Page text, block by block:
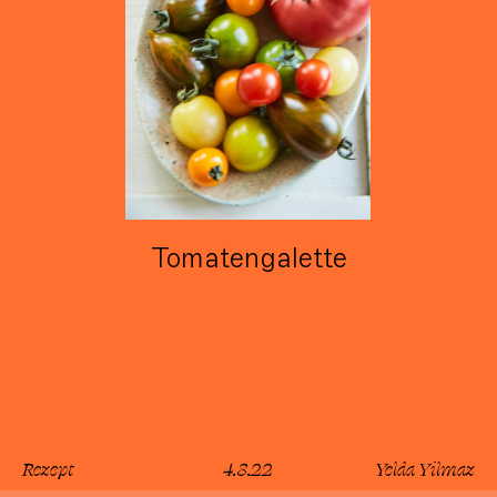
Tomatengalette
Rezept 4.8.22 Yelda Yilmaz